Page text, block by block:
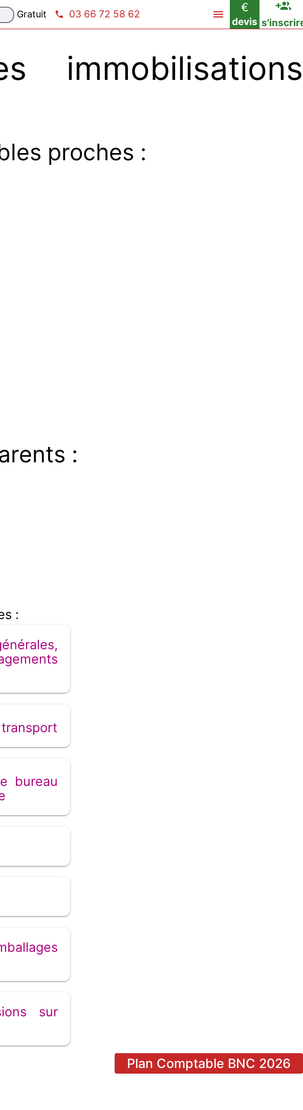
Gratuit 03 66 72 58 62
€
devis
immobilisations
proches :
:
:
bureau
sur
Plan Comptable BNC 2026